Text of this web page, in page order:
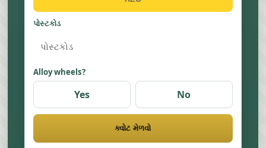
પોસ્ટકોડ
Alloy wheels?
Yes No
ક્વોટ મેળવો